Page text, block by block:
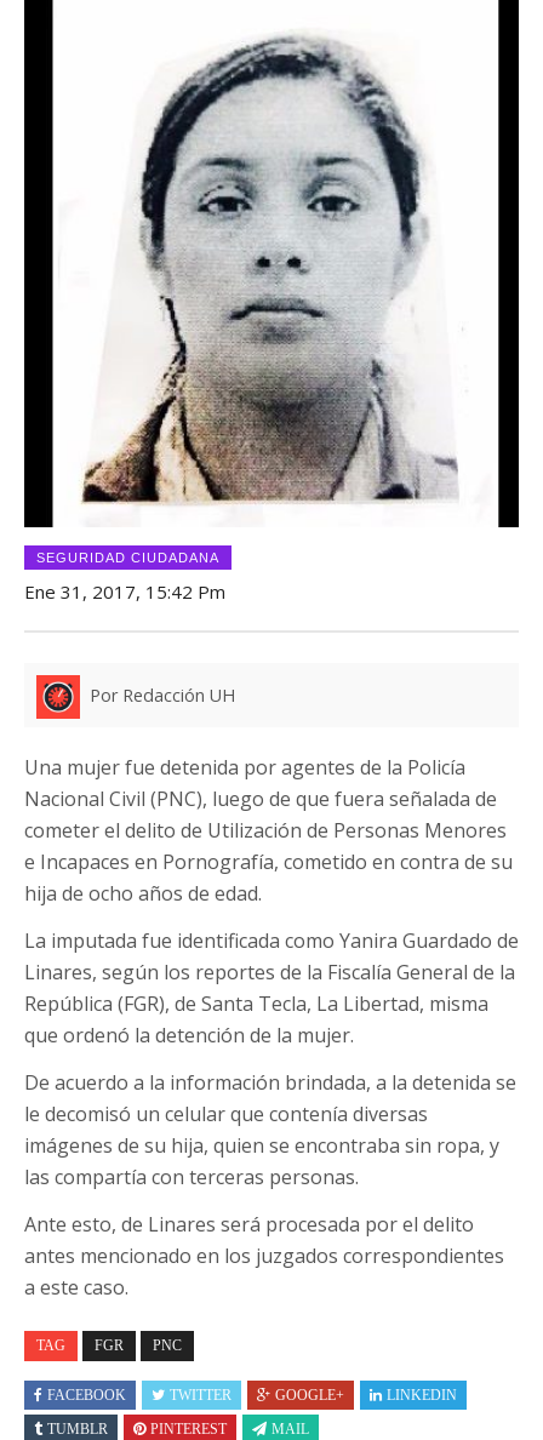
SEGURIDAD CIUDADANA
Ene 31, 2017, 15:42 Pm
Por Redacción UH
Una mujer fue detenida por agentes de la Policía
Nacional Civil (PNC), luego de que fuera señalada de
cometer el delito de Utilización de Personas Menores
e Incapaces en Pornografía, cometido en contra de su
hija de ocho años de edad.
La imputada fue identificada como Yanira Guardado de
Linares, según los reportes de la Fiscalía General de la
República (FGR), de Santa Tecla, La Libertad, misma
que ordenó la detención de la mujer.
De acuerdo a la información brindada, a la detenida se
le decomisó un celular que contenía diversas
imágenes de su hija, quien se encontraba sin ropa, y
las compartía con terceras personas.
Ante esto, de Linares será procesada por el delito
antes mencionado en los juzgados correspondientes
a este caso.
TAG FGR PNC
FACEBOOK TWITTER GOOGLE+
LINKEDIN
TUMBLR
PINTEREST MAIL